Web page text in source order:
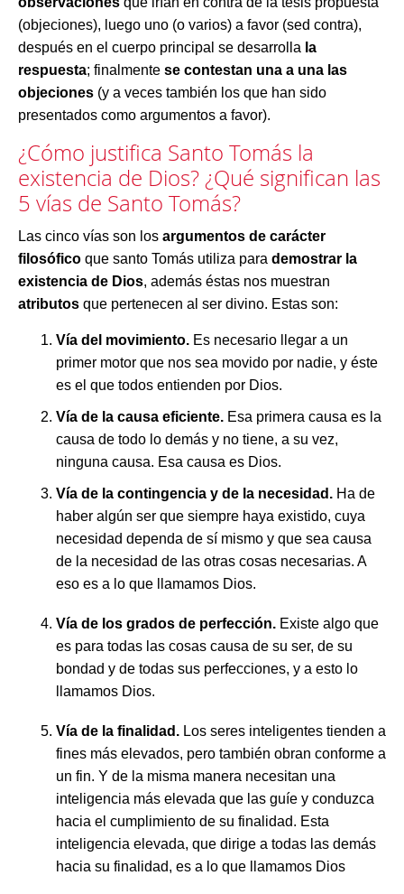
(objeciones), luego uno (o varios) a favor (sed contra),
después en el cuerpo principal se desarrolla la
respuesta; finalmente se contestan una a una las
objeciones (y a veces también los que han sido
presentados como argumentos a favor).
¿Cómo justifica Santo Tomás la
existencia de Dios? ¿Qué significan las
5 vías de Santo Tomás?
Las cinco vías son los argumentos de carácter
filosófico que santo Tomás utiliza para demostrar la
existencia de Dios, además éstas nos muestran
atributos que pertenecen al ser divino. Estas son:
Vía del movimiento. Es necesario llegar a un
primer motor que nos sea movido por nadie, y éste
es el que todos entienden por Dios.
Vía de la causa eficiente. Esa primera causa es la
causa de todo lo demás y no tiene, a su vez,
ninguna causa. Esa causa es Dios.
Vía de la contingencia y de la necesidad. Ha de
haber algún ser que siempre haya existido, cuya
necesidad dependa de sí mismo y que sea causa
de la necesidad de las otras cosas necesarias. A
eso es a lo que llamamos Dios.
Vía de los grados de perfección. Existe algo que
es para todas las cosas causa de su ser, de su
bondad y de todas sus perfecciones, y a esto lo
llamamos Dios.
Vía de la finalidad. Los seres inteligentes tienden a
fines más elevados, pero también obran conforme a
un fin. Y de la misma manera necesitan una
inteligencia más elevada que las guíe y conduzca
hacia el cumplimiento de su finalidad. Esta
inteligencia elevada, que dirige a todas las demás
hacia su finalidad, es a lo que llamamos Dios